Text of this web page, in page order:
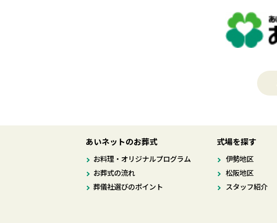
あいネットのお葬式
お料理・オリジナルプログラム
お葬式の流れ
葬儀社選びのポイント
式場を探す
伊勢地区
松阪地区
スタッフ紹介